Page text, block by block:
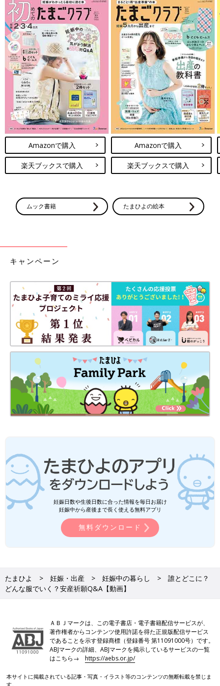
Amazonで購入
楽天ブックスで購入
Amazonで購入
楽天ブックスで購入
ムック書籍 たまひよの絵本
キャンペーン
妊娠日数や生後日数に合った情報を毎日お届け
妊娠中から産後まで長く使える無料アプリ
無料ダウンロード
たまひよ 妊娠・出産 妊娠中の暮らし
誰とどこに？
どんな服でいく？安産祈願Q&A【動画】
ＡＢＪマークは、この電子書店・電子書籍配信サービスが、
著作権者からコンテンツ使用許諾を得た正規版配信サービス
であることを示す登録商標（登録番号 第11091000号）です。
ABJマークの詳細、ABJマークを掲示しているサービスの一覧
はこちら→https://aebs.or.jp/
本サイトに掲載されている記事・写真・イラスト等のコンテンツの無断転載を禁じま
す。